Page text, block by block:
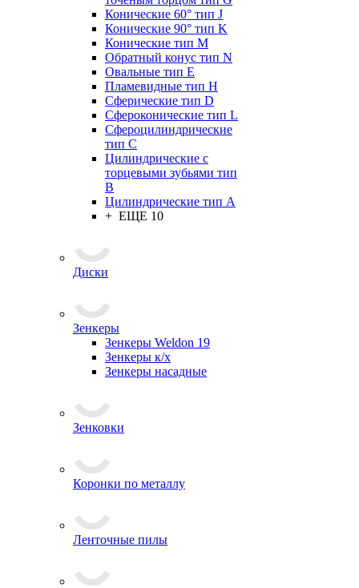
Конические 60° тип J
Конические 90° тип K
Конические тип M
Обратный конус тип N
Овальные тип E
Пламевидные тип H
Сферические тип D
Сфероконические тип L
Сфероцилиндрические
тип C
Цилиндрические с
торцевыми зубьями тип
B
Цилиндрические тип А
+ ЕЩЕ 10
Диски
Зенкеры
Зенкеры Weldon 19
Зенкеры к/х
Зенкеры насадные
Зенковки
Коронки по металлу
Ленточные пилы